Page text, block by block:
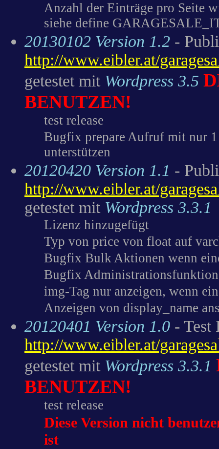
Anzahl der Einträge pro Seite
siehe define
20130102 Version 1.2 -
http://www.eibler.at/
getestet mit Wordpress 3.5
BENUTZEN!
test release
Bugfix prepare Aufruf mit nur
unterstützen
20120420 Version 1.1 -
http://www.eibler.at/
getestet mit Wordpress 3.3.1
Lizenz hinzugefügt
Typ von price von float auf
Bugfix Bulk Aktionen wenn
Bugfix
img-Tag nur anzeigen, wenn
Anzeigen von display_name
20120401 Version 1.0 - Test
http://www.eibler.at/
getestet mit Wordpress 3.3.1
BENUTZEN!
test release
Diese Version nicht
ist